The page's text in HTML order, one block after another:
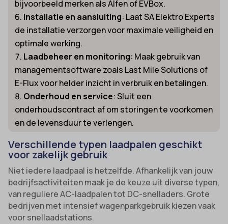
bijvoorbeeld merken als Alfen of EVBox.
Installatie en aansluiting: Laat SA Elektro Experts
de installatie verzorgen voor maximale veiligheid en
optimale werking.
Laadbeheer en monitoring: Maak gebruik van
managementsoftware zoals Last Mile Solutions of
E-Flux voor helder inzicht in verbruik en betalingen.
Onderhoud en service: Sluit een
onderhoudscontract af om storingen te voorkomen
en de levensduur te verlengen.
Verschillende typen laadpalen geschikt
voor zakelijk gebruik
Niet iedere laadpaal is hetzelfde. Afhankelijk van jouw
bedrijfsactiviteiten maak je de keuze uit diverse typen,
van reguliere AC-laadpalen tot DC-snelladers. Grote
bedrijven met intensief wagenparkgebruik kiezen vaak
voor snellaadstations.